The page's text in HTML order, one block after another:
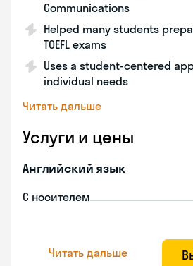
Communications
Helped many students
TOEFL exams
Uses a student-centered
individual needs
Читать дальше
Услуги и цены
Английский язык
С носителем
Читать дальше